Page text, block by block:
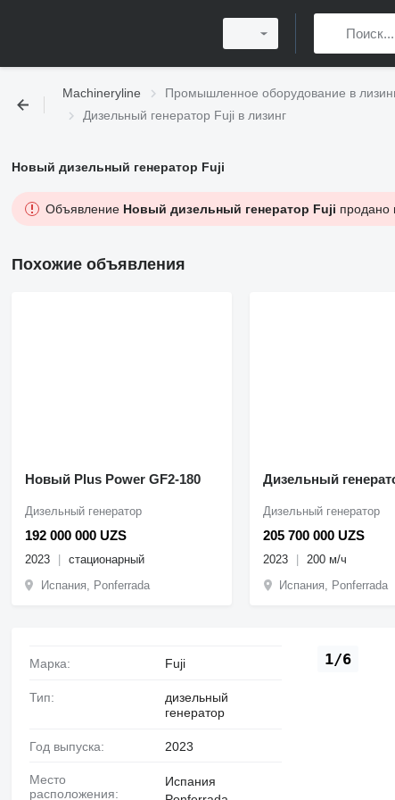
Machineryline Промышленное оборудование в
Дизельный генератор Fuji в лизинг
Новый дизельный генератор Fuji
Объявление Новый дизельный генератор Fuji продано
Похожие объявления
Новый Plus Power GF2-180
192 000 000 UZS
Дизельный генератор
2023
стационарный
Испания, Ponferrada
Дизельный
205 700 000 UZS
Дизельный генератор
2023
200 м/ч
Испания, Ponferrada
1/6
Марка: Fuji
Тип:
дизельный
генератор
Год выпуска: 2023
Место
расположения:
Испания